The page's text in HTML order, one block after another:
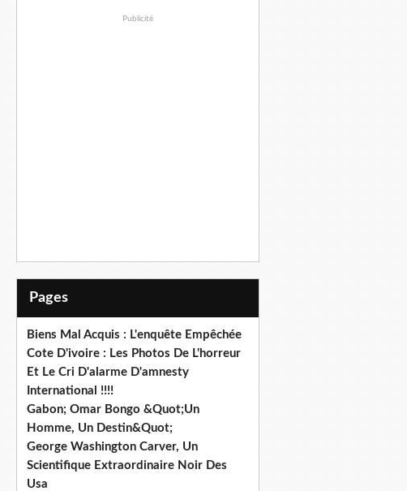
Publicité
Pages
Biens Mal Acquis : L'enquête Empêchée
Cote D'ivoire : Les Photos De L'horreur
Et Le Cri D'alarme D'amnesty
International !!!!
Gabon; Omar Bongo &Quot;Un
Homme, Un Destin&Quot;
George Washington Carver, Un
Scientifique Extraordinaire Noir Des
Usa